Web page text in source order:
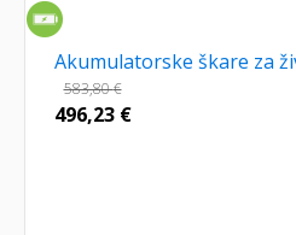
Akumulatorske škare za
583,80€
496,23 €